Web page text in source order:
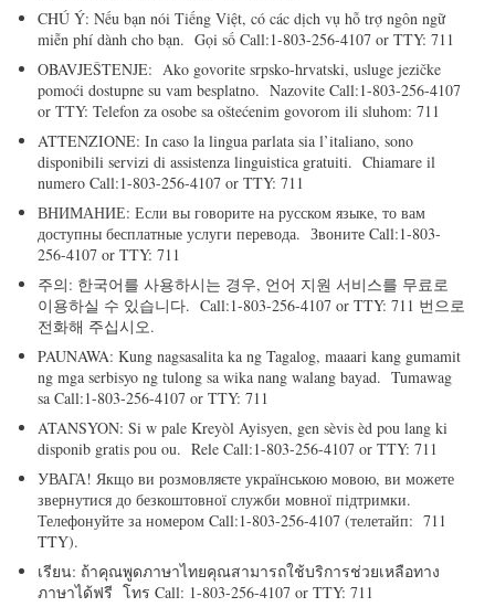
CHÚ Ý: Nếu bạn nói Tiếng Việt, có các dịch vụ hỗ trợ ngôn ngữ
miễn phí dành cho bạn. Gọi số Call:1-803-256-4107 or TTY: 711
OBAVJEŠTENJE: Ako govorite srpsko-hrvatski, usluge jezičke
pomoći dostupne su vam besplatno. Nazovite Call:1-803-256-4107
or TTY: Telefon za osobe sa oštećenim govorom ili sluhom: 711
ATTENZIONE: In caso la lingua parlata sia l’italiano, sono
disponibili servizi di assistenza linguistica gratuiti. Chiamare il
numero Call:1-803-256-4107 or TTY: 711
ВНИМАНИЕ: Если вы говорите на русском языке, то вам
доступны бесплатные услуги перевода. Звоните Call:1-803-
256-4107 or TTY: 711
주의: 한국어를 사용하시는 경우, 언어 지원 서비스를 무료로
이용하실 수 있습니다. Call:1-803-256-4107 or TTY: 711 번으로
전화해 주십시오.
PAUNAWA: Kung nagsasalita ka ng Tagalog, maaari kang gumamit
ng mga serbisyo ng tulong sa wika nang walang bayad. Tumawag
sa Call:1-803-256-4107 or TTY: 711
ATANSYON: Si w pale Kreyòl Ayisyen, gen sèvis èd pou lang ki
disponib gratis pou ou. Rele Call:1-803-256-4107 or TTY: 711
УВАГА! Якщо ви розмовляєте українською мовою, ви можете
звернутися до безкоштовної служби мовної підтримки.
Телефонуйте за номером Call:1-803-256-4107 (телетайп: 711
TTY).
เรียน: ถ้าคุณพูดภาษาไทยคุณสามารถใช้บริการช่วยเหลือทาง
ภาษาได้ฟรี โทร Call: 1-803-256-4107 or TTY: 711